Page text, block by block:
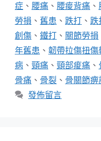
症 、 腰痛 、 腰痠背痛 、
勞損 、 舊患 、 跌打 、 跌
創傷 、 鐵打 、 關節勞損
年舊患 、 韌帶拉傷扭
病 、 頸痛 、 頸部痠痛 、
骨痛 、 骨裂 、 骨關節痹
發佈留言